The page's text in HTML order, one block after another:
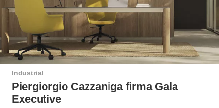
Industrial
Piergiorgio Cazzaniga firma Gala
Executive